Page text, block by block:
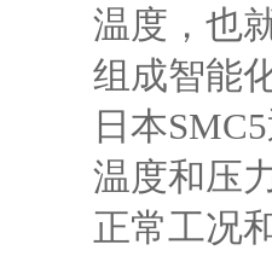
温度，也
组成智能
日本
温度和压
正常工况